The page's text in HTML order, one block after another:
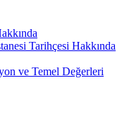
Tarihçesi Hakkında
ve Temel Değerleri